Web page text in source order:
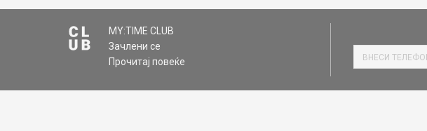
MY:TIME CLUB
Зачлени се
Прочитај повеќе